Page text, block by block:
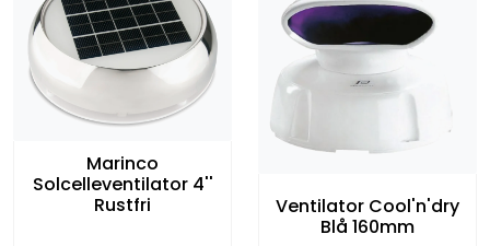
Marinco
Solcelleventilator 4''
Rustfri
Ventilator Cool'n'dry
Blå 160mm